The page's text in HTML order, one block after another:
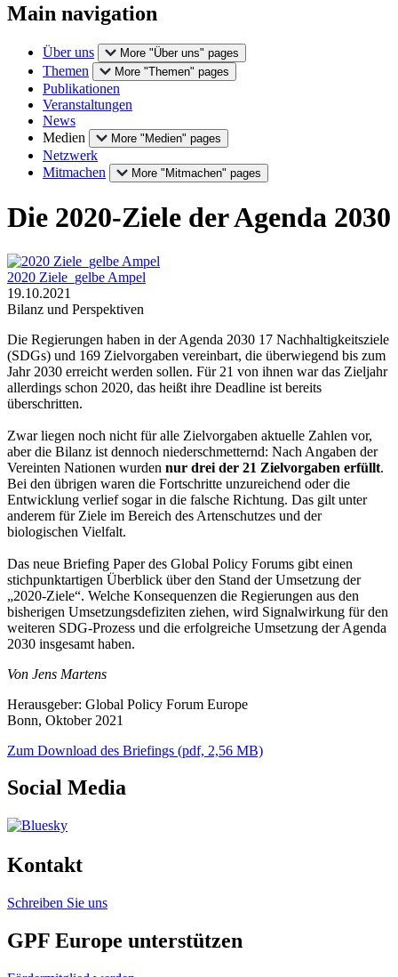
Main navigation
Über uns More "Über uns" pages
Themen More "Themen" pages
Publikationen
Veranstaltungen
News
Medien
More "Medien" pages
Netzwerk
Mitmachen
More "Mitmachen" pages
Die 2020-Ziele der Agenda 2030
2020 Ziele_gelbe Ampel
19.10.2021
Bilanz und Perspektiven
Die Regierungen haben in der Agenda 2030 17 Nachhaltigkeitsziele
(SDGs) und 169 Zielvorgaben vereinbart, die überwiegend bis zum
Jahr 2030 erreicht werden sollen. Für 21 von ihnen war das Zieljahr
allerdings schon 2020, das heißt ihre Deadline ist bereits
überschritten.
Zwar liegen noch nicht für alle Zielvorgaben aktuelle Zahlen vor,
aber die Bilanz ist dennoch niederschmetternd: Nach Angaben der
Vereinten Nationen wurden nur drei der 21 Zielvorgaben erfüllt.
Bei den übrigen waren die Fortschritte unzureichend oder die
Entwicklung verlief sogar in die falsche Richtung. Das gilt unter
anderem für Ziele im Bereich des Artenschutzes und der
biologischen Vielfalt.
Das neue Briefing Paper des Global Policy Forums gibt einen
stichpunktartigen Überblick über den Stand der Umsetzung der
„2020-Ziele“. Welche Konsequenzen die Regierungen aus den
bisherigen Umsetzungsdefiziten ziehen, wird Signalwirkung für den
weiteren SDG-Prozess und die erfolgreiche Umsetzung der Agenda
2030 insgesamt haben.
Von Jens Martens
Herausgeber: Global Policy Forum Europe
Bonn, Oktober 2021
Zum Download des Briefings (pdf, 2,56 MB)
Social Media
Kontakt
Schreiben Sie uns
GPF Europe unterstützen